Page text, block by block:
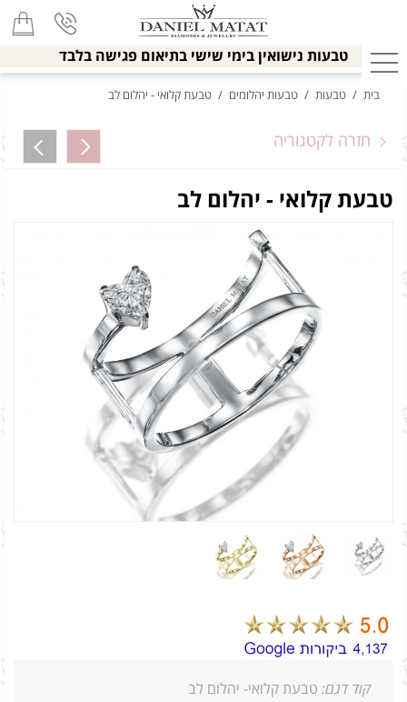
טבעות נישואין בימי שישי בתיאום פגישה בלבד
בית / טבעות / טבעות יהלומים / טבעת קלואי - יהלום לב
חזרה לקטגוריה
טבעת קלואי - יהלום לב
קוד דגם: טבעת קלואי- יהלום לב